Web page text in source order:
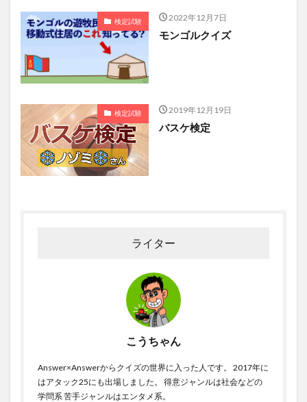
検定試験 2022年12月7日
モンゴルクイズ
検定試験 2019年12月19日
バスケ検定
ライター
こうちゃん
Answer×Answerからクイズの世界に入った人です。 2017年に
はアタック25にも出場しました。 得意ジャンルは社会などの
学問系 苦手ジャンルはエンタメ系。